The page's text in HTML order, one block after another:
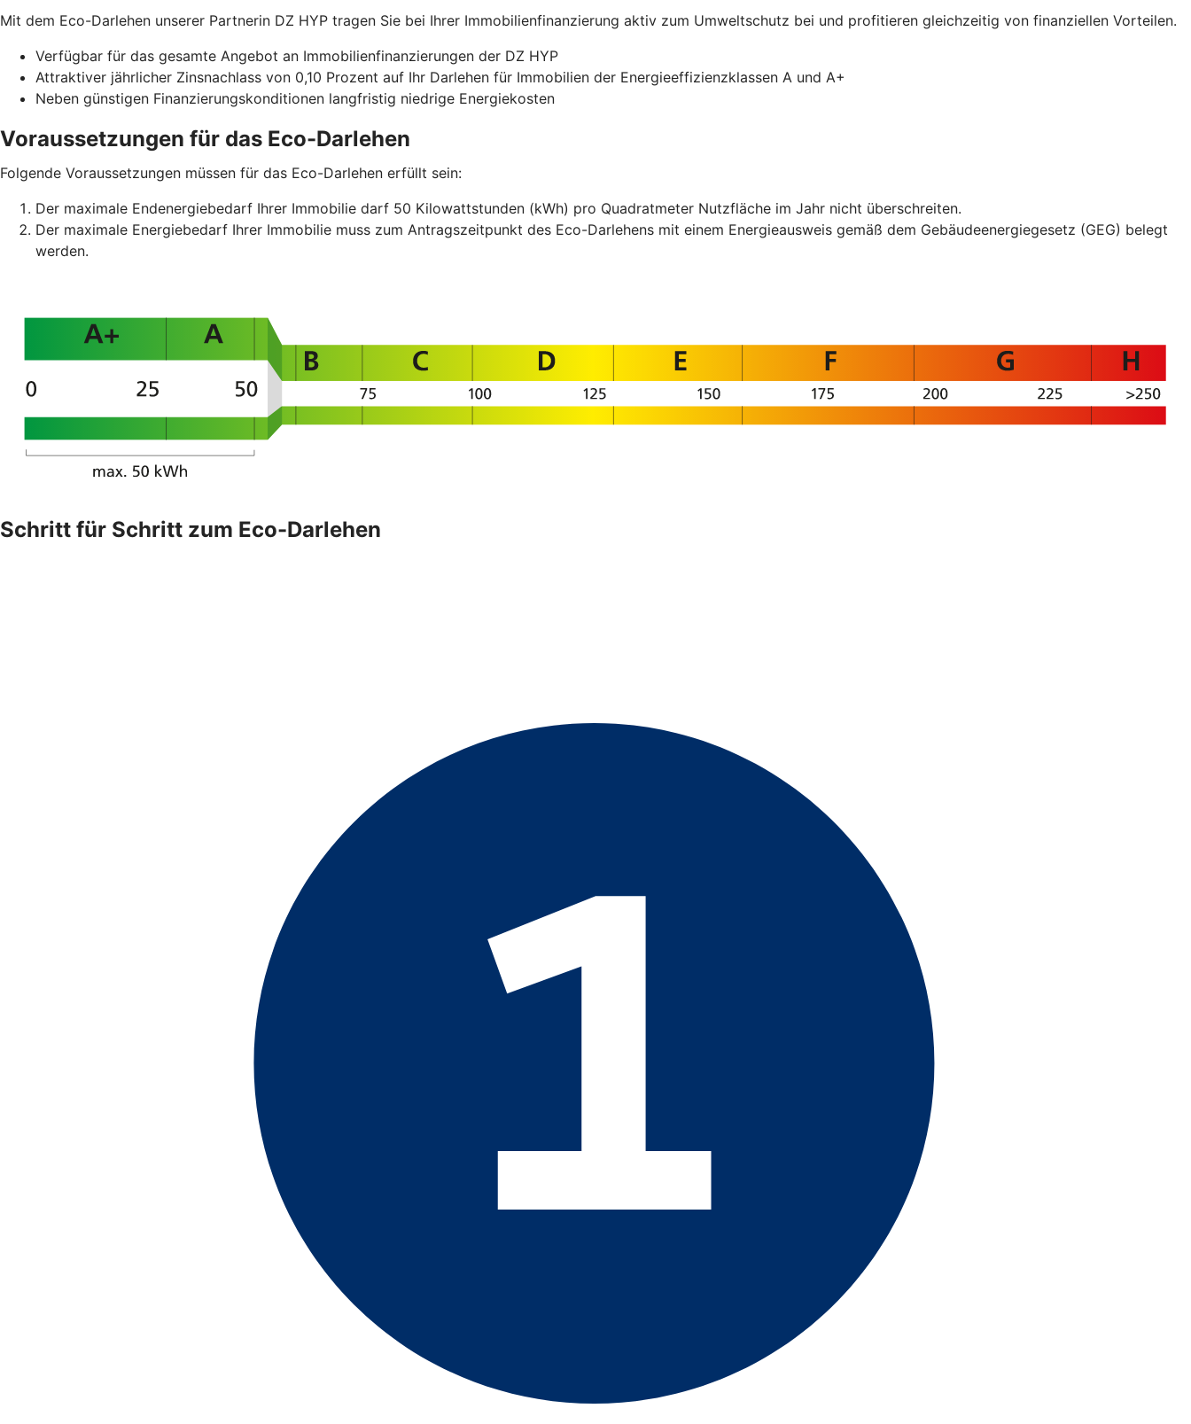
Mit dem Eco-Darlehen unserer Partnerin DZ HYP tragen Sie bei Ihrer Immobilienfinanzierung aktiv zum Umweltschutz bei und profitieren gleichzeitig von finanziellen Vorteilen.
Verfügbar für das gesamte Angebot an Immobilienfinanzierungen der DZ HYP
Attraktiver jährlicher Zinsnachlass von 0,10 Prozent auf Ihr Darlehen für Immobilien der Energieeffizienzklassen A und A+
Neben günstigen Finanzierungskonditionen langfristig niedrige Energiekosten
Voraussetzungen für das Eco-Darlehen
Folgende Voraussetzungen müssen für das Eco-Darlehen erfüllt sein:
Der maximale Endenergiebedarf Ihrer Immobilie darf 50 Kilowattstunden (kWh) pro Quadratmeter Nutzfläche im Jahr nicht überschreiten.
Der maximale Energiebedarf Ihrer Immobilie muss zum Antragszeitpunkt des Eco-Darlehens mit einem Energieausweis gemäß dem Gebäudeenergiegesetz (GEG) belegt
werden.
Schritt für Schritt zum Eco-Darlehen